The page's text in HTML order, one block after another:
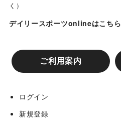
く）
デイリースポーツonlineはこちら
ご利用案内
ログイン
新規登録